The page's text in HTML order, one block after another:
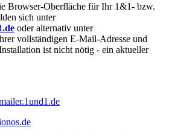
Browser-Oberfläche für Ihr 1&1- bzw.
sich unter
oder alternativ unter
vollständigen E-Mail-Adresse und
ist nicht nötig - ein aktueller